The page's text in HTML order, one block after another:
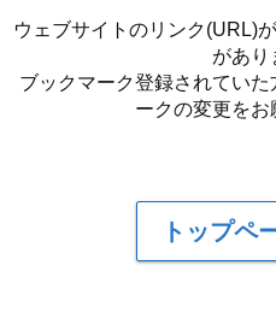
ウェブサイトのリンク(URL)
があり
ブックマーク登録されてい
ークの変更をお
トップペ